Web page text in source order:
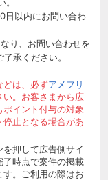
日以内にお問い合わ
り、お問い合わせを
承ください。
どは、必ずアメフリ
い。お客さまから広
イント付与の対象
止となる場合があ
押して広告側サイ
了時点で案件の掲載
。ご利用の際はお